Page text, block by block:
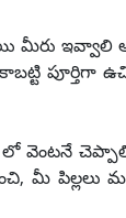
ఇవ్వాలి అని
పూర్తిగా
వెంటనే
మీ పిల్లలు